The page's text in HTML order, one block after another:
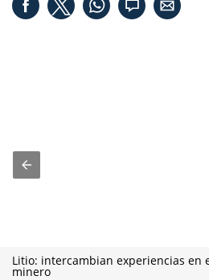
Litio: intercambian experiencias en
minero